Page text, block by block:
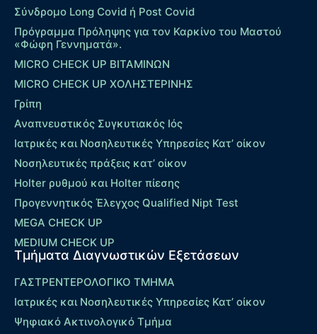
Σύνδρομο Long Covid ή Post Covid
Πρόγραμμα Πρόληψης για τον Καρκίνο του Μαστού
«Φώφη Γεννηματά».
MICRO CHECK UP ΒΙΤΑΜΙΝΩΝ
MICRO CHECK UP ΧΟΛΗΣΤΕΡΙΝΗΣ
Γρίπη
Αναπνευστικός Συγκυτιακός Ιός
Ιατρικές και Νοσηλευτικές Υπηρεσίες Κατ’ οίκον
Νοσηλευτικές πράξεις κατ’ οίκον
Holter ρυθμού και Holter πίεσης
Προγεννητικός Έλεγχος Qualified Nipt Test
MEGA CHECK UP
MEDIUM CHECK UP
Τμήματα Διαγνωστικών Εξετάσεων
ΓΑΣΤΡΕΝΤΕΡΟΛΟΓΙΚΟ ΤΜΗΜΑ
Ιατρικές και Νοσηλευτικές Υπηρεσίες Κατ’ οίκον
Ψηφιακό Ακτινολογικό Τμήμα